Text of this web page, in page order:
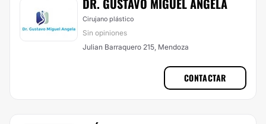
DR. GUSTAVO MIGUEL ANGELA
Cirujano plástico
Sin opiniones
Julian Barraquero 215, Mendoza
CONTACTAR